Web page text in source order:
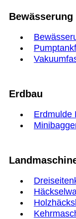
Bewässerung
Erdbau
Erdmulde